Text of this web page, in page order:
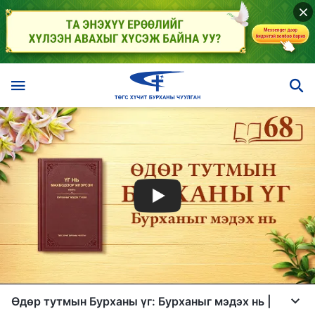
Өдөр тутмын Бурханы үг: Бурханыг мэдэх нь |